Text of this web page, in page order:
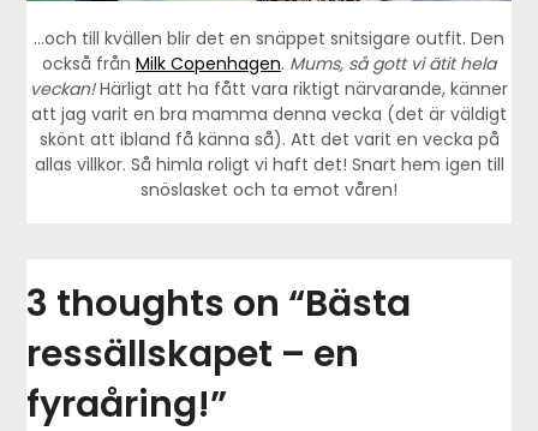
…och till kvällen blir det en snäppet snitsigare outfit. Den
också från Milk Copenhagen. Mums, så gott vi ätit hela
veckan!Härligt att ha fått vara riktigt närvarande, känner
att jag varit en bra mamma denna vecka (det är väldigt
skönt att ibland få känna så). Att det varit en vecka på
allas villkor. Så himla roligt vi haft det! Snart hem igen till
snöslasket och ta emot våren!
3 thoughts on “Bästa
ressällskapet – en
fyraåring!”